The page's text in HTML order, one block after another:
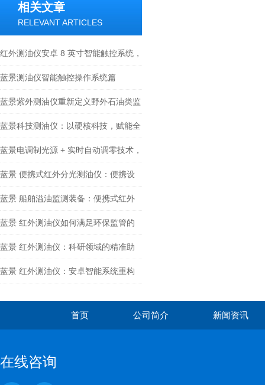
相关文章
RELEVANT ARTICLES
红外测油仪安卓 8 英寸智能触控系统，
多校准模式 + 谱图缩放细化
蓝景测油仪智能触控操作系统篇
蓝景紫外测油仪重新定义野外石油类监
测
蓝景科技测油仪：以硬核科技，赋能全
场景油份精准监测
蓝景电调制光源 + 实时自动调零技术，
重新定义红外测油仪可靠性标准
蓝景 便携式红外分光测油仪：便携设
计，让现场测油 “说走就走”
蓝景 船舶溢油监测装备：便携式红外
分光测油仪，守护海洋与内河航运安全
蓝景 红外测油仪如何满足环保监管的
数据要求？
蓝景 红外测油仪：科研领域的精准助
手
蓝景 红外测油仪：安卓智能系统重构
首页 公司简介 新闻资讯
在线咨询